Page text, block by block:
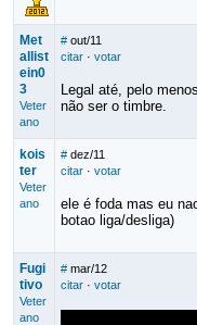
Met
allist
ein0
3
Veter
ano
# out/11
citar· votar
Legal até, pelo
não ser o timbre.
kois
ter
Veter
ano
# dez/11
citar· votar
ele é foda mas eu
botao liga/desliga)
Fugi
tivo
Veter
ano
# mar/12
citar· votar